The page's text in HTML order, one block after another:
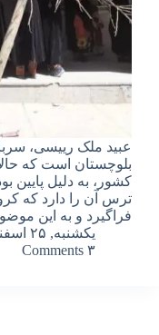
عبید ملک رییسی،
بلوچستان است که
کشور، به دلیل پایین
ترس آن را دارد که
فراگیرد و به این
یکشنبه, ۲۵ اسفند ۱۳۹۸ – ۲۰:۱۵
۳ Comments